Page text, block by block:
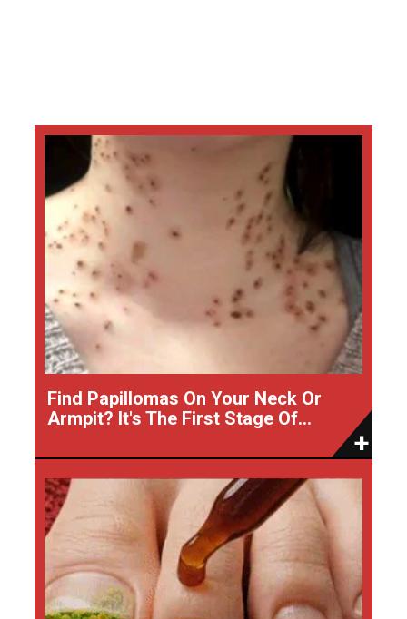
Find Papillomas On Your Neck Or
Armpit? It's The First Stage Of...